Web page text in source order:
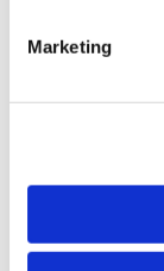
Marketing